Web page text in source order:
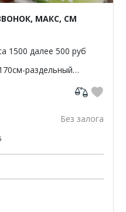
МАКС, СМ
далее 500 руб
раздельный
Сбербанк
Без залога